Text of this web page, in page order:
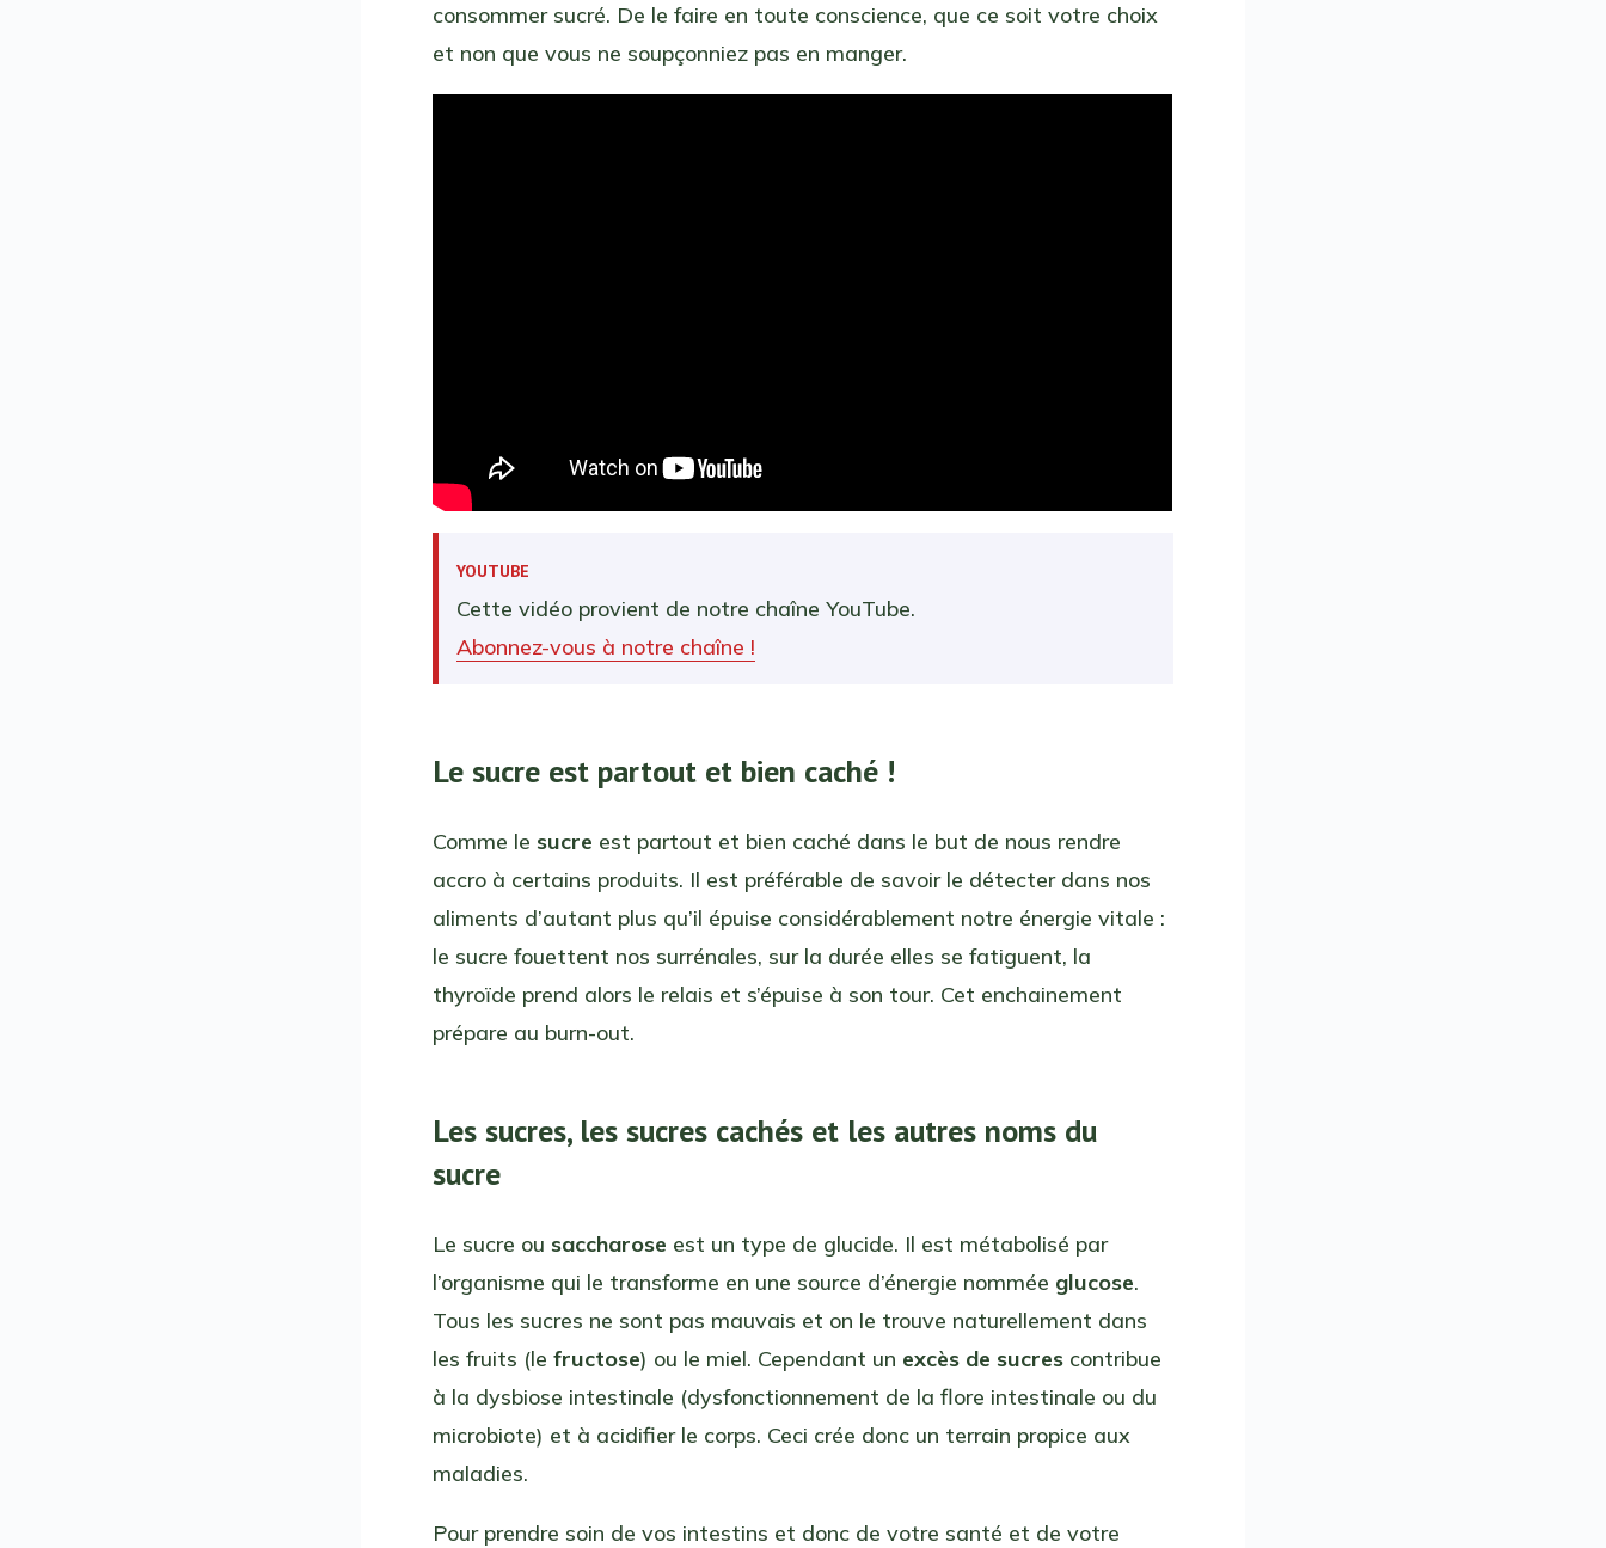
consommer sucré. De le faire en toute conscience, que ce soit votre choix
et non que vous ne soupçonniez pas en manger.
YOUTUBE
Cette vidéo provient de notre chaîne YouTube.
Abonnez-vous à notre chaîne !
Le sucre est partout et bien caché !
Comme le sucre est partout et bien caché dans le but de nous rendre
accro à certains produits. Il est préférable de savoir le détecter dans nos
aliments d’autant plus qu’il épuise considérablement notre énergie vitale :
le sucre fouettent nos surrénales, sur la durée elles se fatiguent, la
thyroïde prend alors le relais et s’épuise à son tour. Cet enchainement
prépare au burn-out.
Les sucres, les sucres cachés et les autres noms du
sucre
Le sucre ou saccharose est un type de glucide. Il est métabolisé par
l’organisme qui le transforme en une source d’énergie nommée glucose.
Tous les sucres ne sont pas mauvais et on le trouve naturellement dans
les fruits (lefructose) ou le miel. Cependant un excès de sucres contribue
à la dysbiose intestinale (dysfonctionnement de la flore intestinale ou du
microbiote) et à acidifier le corps. Ceci crée donc un terrain propice aux
maladies.
Pour prendre soin de vos intestins et donc de votre santé et de votre